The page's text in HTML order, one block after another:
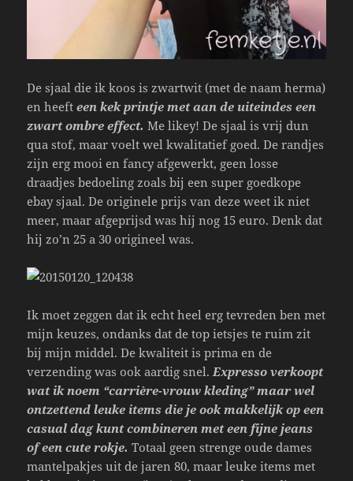
De sjaal die ik koos is zwartwit (met de naam herma)
en heefteen kek printje met aan de uiteindes een
zwart ombre effect. Me likey! De sjaal is vrij dun
qua stof, maar voelt wel kwalitatief goed. De randjes
zijn erg mooi en fancy afgewerkt, geen losse
draadjes bedoeling zoals bij een super goedkope
ebay sjaal. De originele prijs van deze weet ik niet
meer, maar afgeprijsd was hij nog 15 euro. Denk dat
hij zo’n 25 a 30 origineel was.
Ik moet zeggen dat ik echt heel erg tevreden ben met
mijn keuzes, ondanks dat de top ietsjes te ruim zit
bij mijn middel. De kwaliteit is prima en de
verzending was ook aardig snel. Expresso verkoopt
wat ik noem “carrière-vrouw kleding” maar wel
ontzettend leuke items die je ook makkelijk op een
casual dag kunt combineren met een fijne jeans
of een cute rokje. Totaal geen strenge oude dames
mantelpakjes uit de jaren 80, maar leuke items met